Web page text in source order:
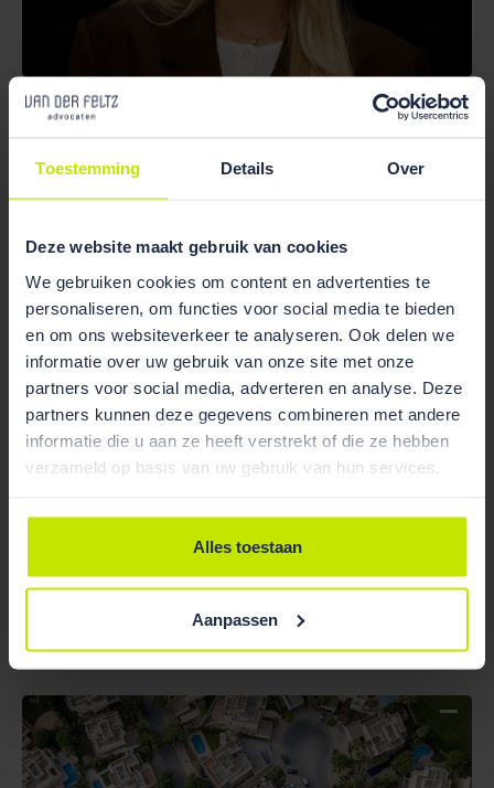
Toestemming Details Over
Deze website maakt gebruik van cookies
We gebruiken cookies om content en advertenties te
personaliseren, om functies voor social media te bieden
en om ons websiteverkeer te analyseren. Ook delen we
informatie over uw gebruik van onze site met onze
partners voor social media, adverteren en analyse. Deze
partners kunnen deze gegevens combineren met andere
informatie die u aan ze heeft verstrekt of die ze hebben
verzameld op basis van uw gebruik van hun services.
Alles toestaan
Aanpassen
Nieuws01 Aug 2025
Pauline van Aardenne benoemd tot partner
Nieuws01 Oct 2025